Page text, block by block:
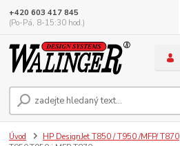
+420 603 417 845
(Po-Pá, 8-15:30 hod.)
Úvod HP DesignJet T850 / T950 /MFP/ T870